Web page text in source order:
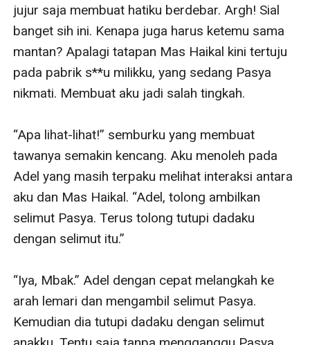
jujur saja membuat hatiku berdebar. Argh! Sial
banget sih ini. Kenapa juga harus ketemu sama
mantan? Apalagi tatapan Mas Haikal kini tertuju
pada pabrik s**u milikku, yang sedang Pasya
nikmati. Membuat aku jadi salah tingkah.
“Apa lihat-lihat!” semburku yang membuat
tawanya semakin kencang. Aku menoleh pada
Adel yang masih terpaku melihat interaksi antara
aku dan Mas Haikal. “Adel, tolong ambilkan
selimut Pasya. Terus tolong tutupi dadaku
dengan selimut itu.”
“Iya, Mbak.” Adel dengan cepat melangkah ke
arah lemari dan mengambil selimut Pasya.
Kemudian dia tutupi dadaku dengan selimut